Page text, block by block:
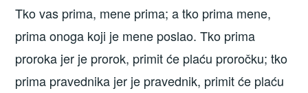
Tko vas prima, mene prima; a tko prima mene,
prima onoga koji je mene poslao. Tko prima
proroka jer je prorok, primit će plaću proročku; tko
prima pravednika jer je pravednik, primit će plaću